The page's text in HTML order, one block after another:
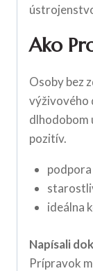
Ako
Osoby bez
výživového
dlhodobom
pozitív.
ideálna
Napísali
Prípravok